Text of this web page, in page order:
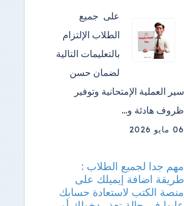
على جميع
الطلاب الإلتزام
بالتعليمات التالية
لضمان حسن
سير العملية الإمتحانية وتوفير
ظروف هادئة و…
06 مايو 2026
مهم جدا لجميع الطلاب :
طريقة اضافة إيميلك على
منصة الكتب لاستعادة حسابك